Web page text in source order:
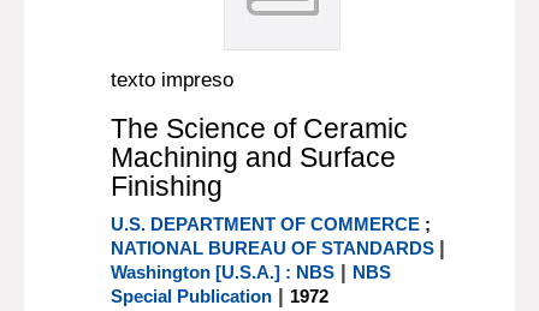
texto impreso
The Science of Ceramic
Machining and Surface
Finishing
U.S. DEPARTMENT OF COMMERCE ;
NATIONAL BUREAU OF STANDARDS |
Washington [U.S.A.] : NBS | NBS
Special Publication | 1972